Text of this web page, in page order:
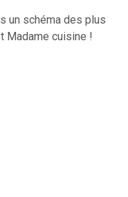
un schéma des plus
Madame cuisine !